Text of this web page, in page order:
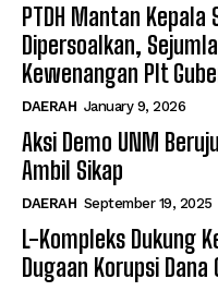
PTDH Mantan Kepala
Dipersoalkan,
Kewenangan Plt
DAERAH January 9, 2026
Aksi Demo UNM
Ambil Sikap
DAERAH September 19, 2025
L-Kompleks Dukung
Dugaan Korupsi